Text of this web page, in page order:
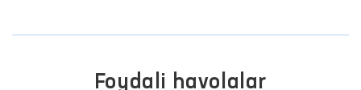
Foydali havolalar